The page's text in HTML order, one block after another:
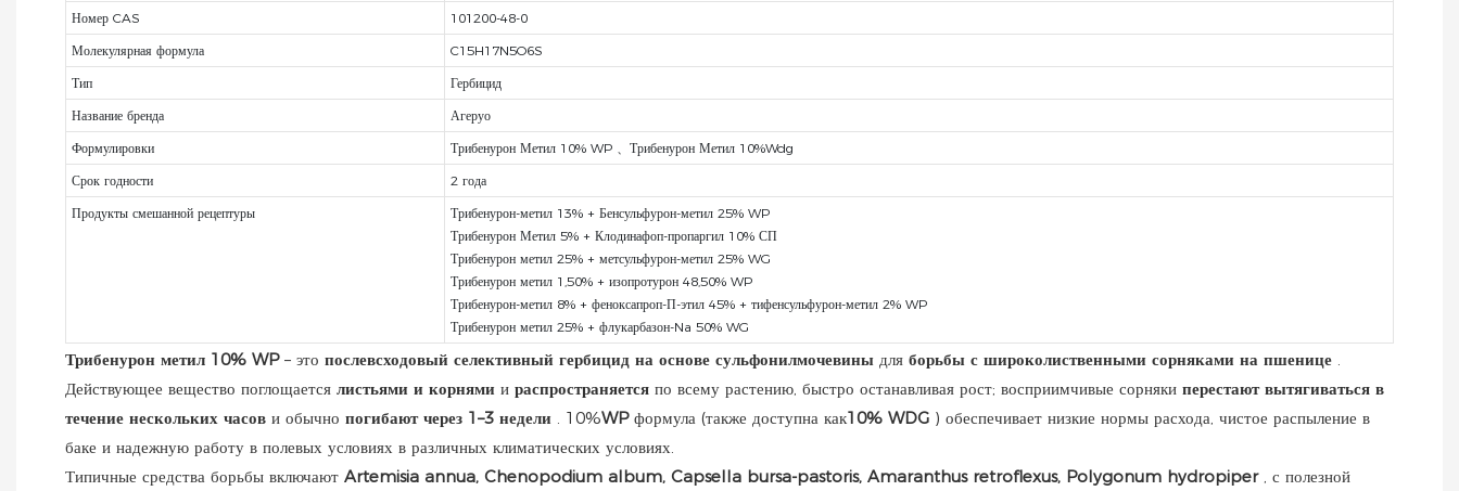
Номер CAS
101200-48-0
Молекулярная формула
C15H17N5O6S
Тип
Гербицид
Название бренда
Агеруо
Формулировки
Трибенурон Метил 10% WP 、Трибенурон Метил 10%Wdg
Срок годности
2 года
Продукты смешанной рецептуры
Трибенурон-метил 13% + Бенсульфурон-метил 25% WP
Трибенурон Метил 5% + Клодинафоп-пропаргил 10% СП
Трибенурон метил 25% + метсульфурон-метил 25% WG
Трибенурон метил 1,50% + изопротурон 48,50% WP
Трибенурон-метил 8% + феноксапроп-П-этил 45% + тифенсульфурон-метил 2% WP
Трибенурон метил 25% + флукарбазон-Na 50% WG
Трибенурон метил 10% WP– это послевсходовый селективный гербицид на основе сульфонилмочевины для борьбы с широколиственными сорняками на пшенице .
Действующее вещество поглощается листьями и корнями и распространяется по всему растению, быстро останавливая рост; восприимчивые сорняки перестают вытягиваться в
течение нескольких часов и обычно погибают через 1–3 недели . 10%WPформула (также доступна как10% WDG ) обеспечивает низкие нормы расхода, чистое распыление в
баке и надежную работу в полевых условиях в различных климатических условиях.
Типичные средства борьбы включают Artemisia annua, Chenopodium album, Capsella bursa-pastoris, Amaranthus retroflexus, Polygonum hydropiper, с полезной